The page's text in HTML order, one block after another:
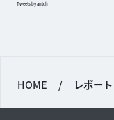
Tweets by antch
HOME / レポート